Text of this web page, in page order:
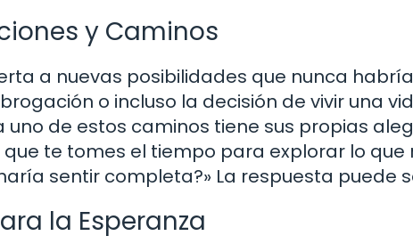
y Caminos
a nuevas posibilidades que nunca
o incluso la decisión de vivir una
uno de estos caminos tiene sus propias
te tomes el tiempo para explorar lo
sentir completa?» La respuesta puede
la Esperanza